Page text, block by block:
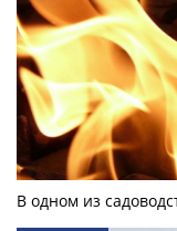
В одном из